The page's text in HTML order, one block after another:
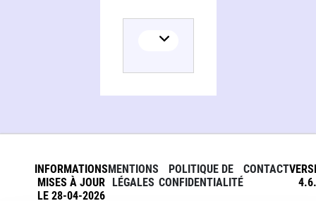
INFORMATIONS
MISES À JOUR
LE 28-04-2026
MENTIONS
LÉGALES
POLITIQUE DE
CONFIDENTIALITÉ
CONTACT